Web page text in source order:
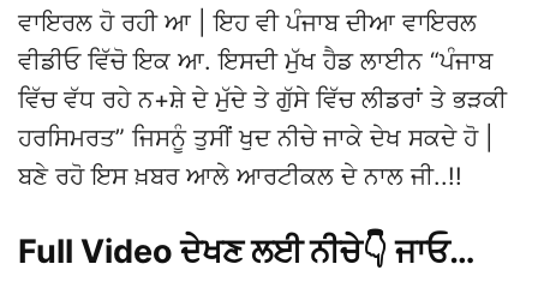
ਵਾਇਰਲ ਹੋ ਰਹੀ ਆ | ਇਹ ਵੀ ਪੰਜਾਬ ਦੀਆ ਵਾਇਰਲ
ਵੀਡੀਓ ਵਿੱਚੋ ਇਕ ਆ. ਇਸਦੀ ਮੁੱਖ ਹੈਡ ਲਾਈਨ “ਪੰਜਾਬ
ਵਿੱਚ ਵੱਧ ਰਹੇ ਨ+ਸ਼ੇ ਦੇ ਮੁੱਦੇ ਤੇ ਗੁੱਸੇ ਵਿੱਚ ਲੀਡਰਾਂ ਤੇ ਭੜਕੀ
ਹਰਸਿਮਰਤ” ਜਿਸਨੂੰ ਤੁਸੀਂ ਖੁਦ ਨੀਚੇ ਜਾਕੇ ਦੇਖ ਸਕਦੇ ਹੋ |
ਬਣੇ ਰਹੋ ਇਸ ਖ਼ਬਰ ਆਲੇ ਆਰਟੀਕਲ ਦੇ ਨਾਲ ਜੀ..!!
Full Video ਦੇਖਣ ਲਈ ਨੀਚੇ👇 ਜਾਓ…